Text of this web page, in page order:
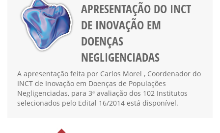
APRESENTAÇÃO DO INCT
DE INOVAÇÃO EM
DOENÇAS
NEGLIGENCIADAS
A apresentação feita por Carlos Morel , Coordenador do
INCT de Inovação em Doenças de Populações
Negligenciadas, para 3ª avaliação dos 102 Institutos
selecionados pelo Edital 16/2014 está disponível.